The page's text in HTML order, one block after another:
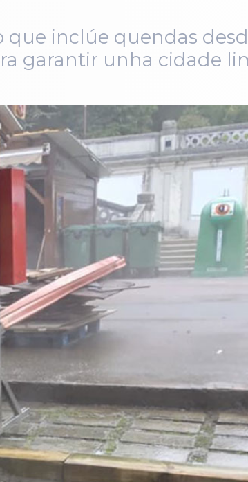
inclúe quendas
garantir unha cidade